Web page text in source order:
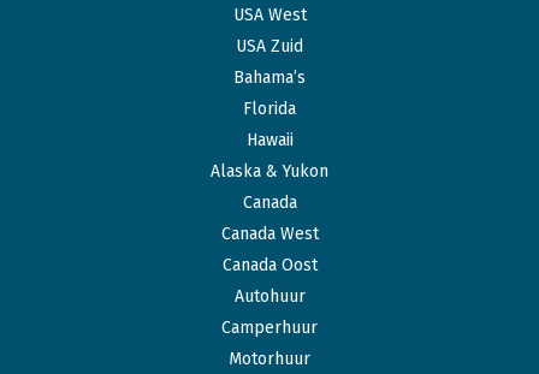
USA West
USA Zuid
Bahama’s
Florida
Hawaii
Alaska & Yukon
Canada
Canada West
Canada Oost
Autohuur
Camperhuur
Motorhuur